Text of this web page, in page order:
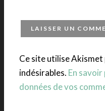
Ce site utilise
indésirables. En
données de vos